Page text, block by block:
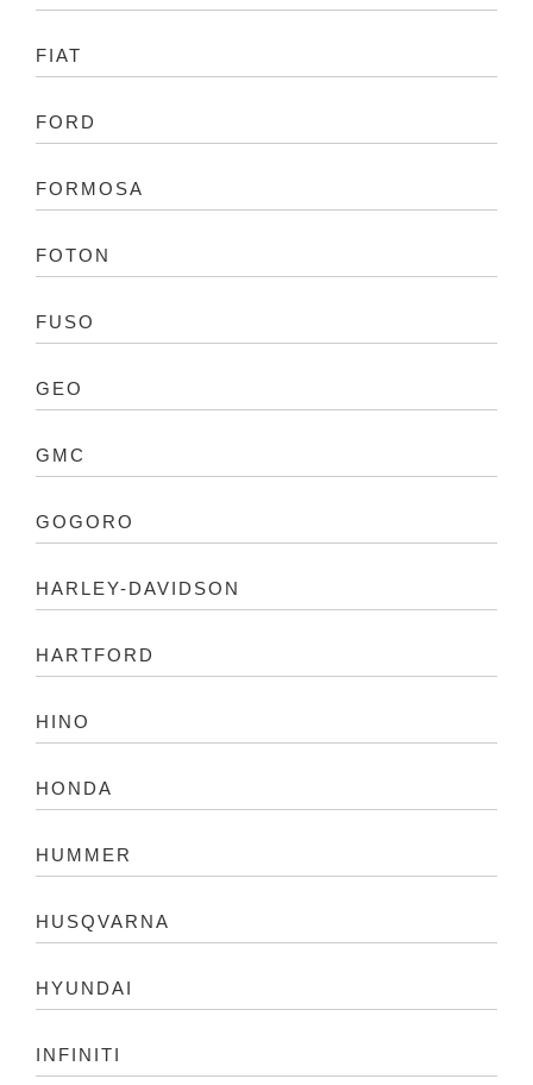
FIAT
FORD
FORMOSA
FOTON
FUSO
GEO
GMC
GOGORO
HARLEY-DAVIDSON
HARTFORD
HINO
HONDA
HUMMER
HUSQVARNA
HYUNDAI
INFINITI